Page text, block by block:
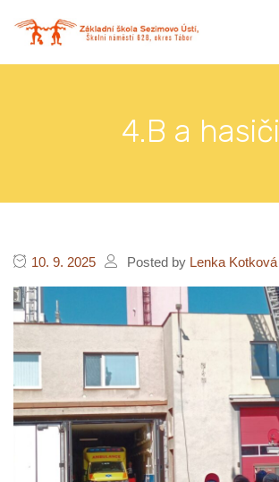
4.B a hasiči
10. 9. 2025 Posted by Lenka Kotková